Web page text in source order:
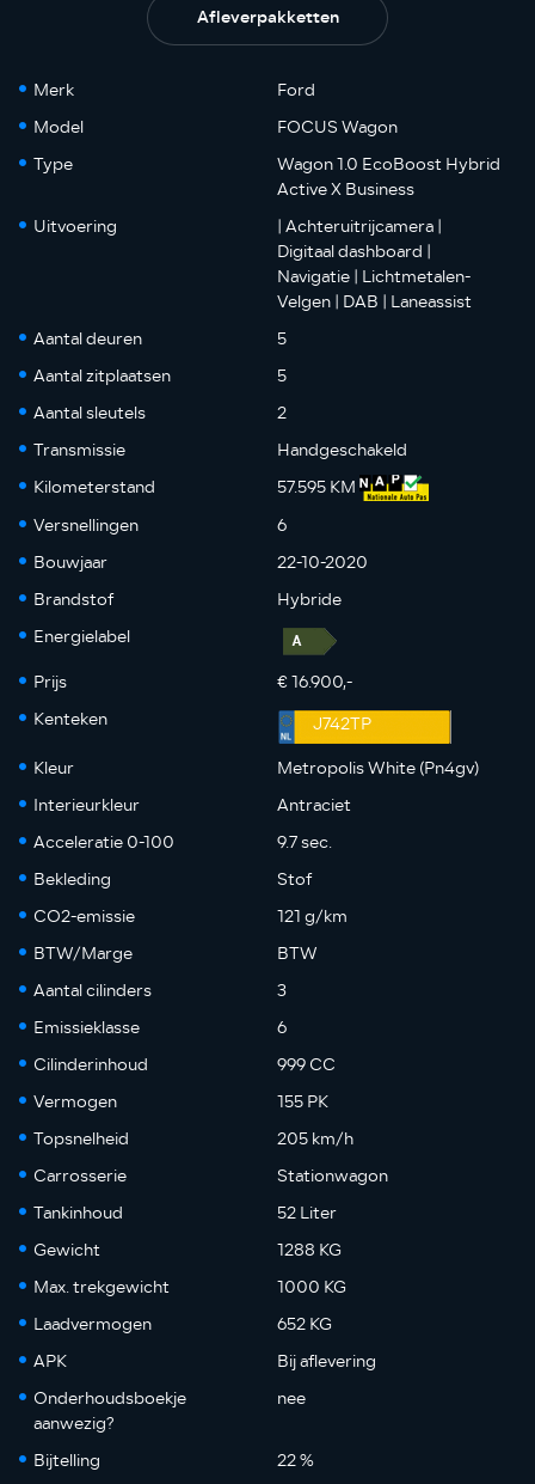
Afleverpakketten
Merk
Ford
Model
FOCUS Wagon
Type
Wagon 1.0 EcoBoost Hybrid
Active X Business
Uitvoering
| Achteruitrijcamera |
Digitaal dashboard |
Navigatie | Lichtmetalen-
Velgen | DAB | Laneassist
Aantal deuren
5
Aantal zitplaatsen
5
Aantal sleutels
2
Transmissie
Handgeschakeld
Kilometerstand
57.595 KM
Versnellingen
6
Bouwjaar
22-10-2020
Brandstof
Hybride
Energielabel
Prijs
€ 16.900,-
Kenteken
J742TP
Kleur
Metropolis White (Pn4gv)
Interieurkleur
Antraciet
Acceleratie 0-100
9.7 sec.
Bekleding
Stof
CO2-emissie
121 g/km
BTW/Marge
BTW
Aantal cilinders
3
Emissieklasse
6
Cilinderinhoud
999 CC
Vermogen
155 PK
Topsnelheid
205 km/h
Carrosserie
Stationwagon
Tankinhoud
52 Liter
Gewicht
1288 KG
Max. trekgewicht
1000 KG
Laadvermogen
652 KG
APK
Bij aflevering
Onderhoudsboekje
aanwezig?
nee
Bijtelling 22 %